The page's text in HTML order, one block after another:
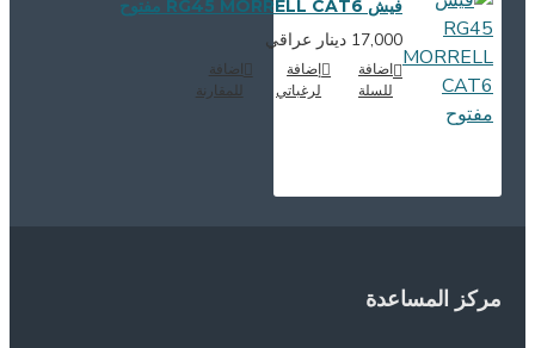
فيش RG45 MORRELL CAT6 مفتوح
17,000 دينار عراقي
اضافة
إضافة
لرغباتي
للمقارنة
المساعدة